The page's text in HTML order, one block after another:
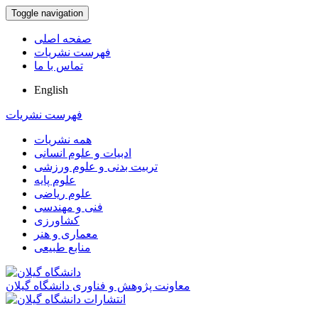
Toggle navigation
صفحه اصلی
فهرست نشریات
تماس با ما
English
فهرست نشریات
همه نشریات
ادبیات و علوم انسانی
تربیت بدنی و علوم ورزشی
علوم پایه
علوم ریاضی
فنی و مهندسی
کشاورزی
معماری و هنر
منابع طبیعی
معاونت پژوهش و فناوری دانشگاه گیلان